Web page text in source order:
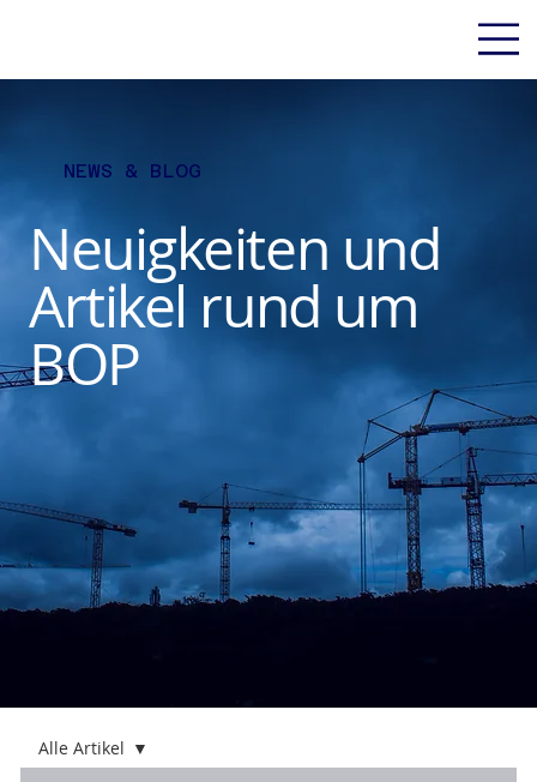
NEWS & BLOG
Neuigkeiten und
Artikel rund um
BOP
Alle Artikel